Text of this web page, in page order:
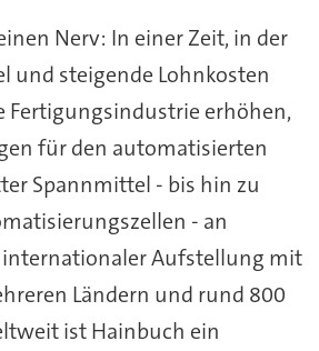
Nerv: In einer Zeit, in der
und steigende Lohnkosten
Fertigungsindustrie erhöhen,
für den automatisierten
Spannmittel - bis hin zu
- an
internationaler Aufstellung mit
Ländern und rund 800
ist Hainbuch ein